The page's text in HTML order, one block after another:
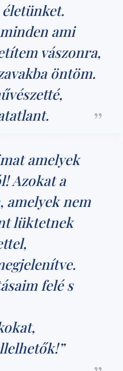
ami
vászonra,
öntöm.
amelyek
Azokat a
amelyek nem
lüktetnek
felé s